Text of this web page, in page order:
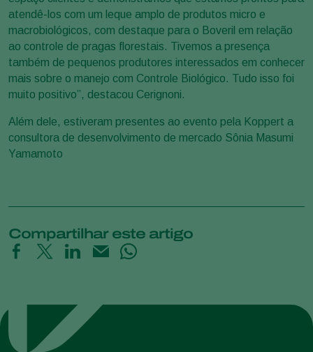
atendê-los com um leque amplo de produtos micro e
macrobiológicos, com destaque para o Boveril em relação
ao controle de pragas florestais. Tivemos a presença
também de pequenos produtores interessados em conhecer
mais sobre o manejo com Controle Biológico. Tudo isso foi
muito positivo”, destacou Cerignoni.
Além dele, estiveram presentes ao evento pela Koppert a
consultora de desenvolvimento de mercado Sônia Masumi
Yamamoto
Compartilhar este artigo